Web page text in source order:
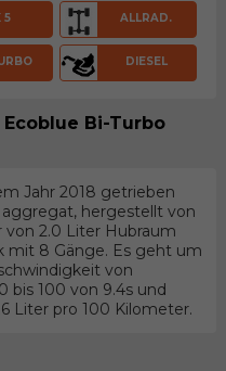
5 ALLRAD.
DIESEL
Bi-Turbo
Jahr 2018 getrieben
hergestellt von
von 2.0 Liter Hubraum
mit 8 Gänge. Es geht um
von
bis 100 von 9.4s und
Liter pro 100 Kilometer.